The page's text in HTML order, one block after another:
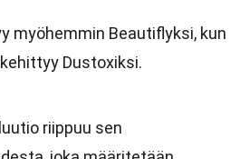
myöhemmin Beautiflyksi, kun
Dustoxiksi.
riippuu sen